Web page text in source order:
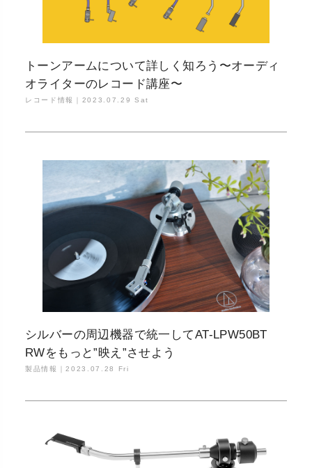
トーンアームについて詳しく知ろう〜オーディ
オライターのレコード講座〜
レコード情報｜ 2023.07.29 Sat
シルバーの周辺機器で統一してAT-LPW50BT
RWをもっと”映え”させよう
製品情報｜2023.07.28 Fri